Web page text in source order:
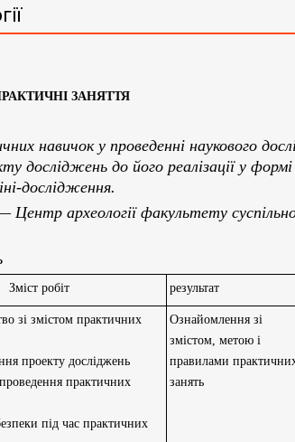
ЗАНЯТТЯ
навичок у проведенні наукового
досліджень до його реалізації у формі
дослідження.
археології факультету
Зміст робіт результат
зі змістом практичних
проекту досліджень
практичних
під час практичних
Ознайомлення зі
змістом, метою і
правилами
занять